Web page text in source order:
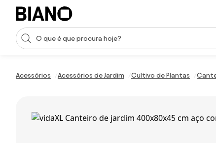
Saltar para o conteúdo
Entrada de pesquisa
Acessórios Acessórios de Jardim Cultivo de Plantas